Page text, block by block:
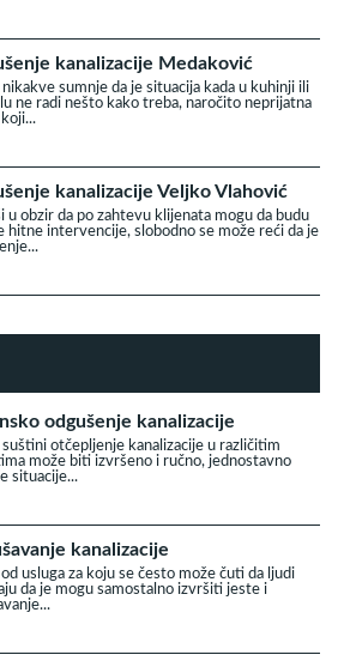
kanalizacije Medaković
nikakve sumnje da je situacija kada u kuhinji ili
ne radi nešto kako treba, naročito neprijatna
kanalizacije Veljko Vlahović
u obzir da po zahtevu klijenata mogu da budu
hitne intervencije, slobodno se može reći da je
odgušenje kanalizacije
suštini otčepljenje kanalizacije u različitim
može biti izvršeno i ručno, jednostavno
situacije...
kanalizacije
usluga za koju se često može čuti da ljudi
da je mogu samostalno izvršiti jeste i